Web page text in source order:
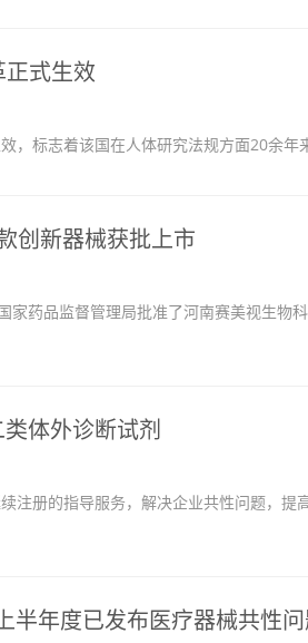
式生效
标志着该国在人体研究法规方面20余
创新器械获批上市
家药品监督管理局批准了河南赛美视生物
体外诊断试剂
册的指导服务，解决企业共性问题，提
年度已发布医疗器械共性问